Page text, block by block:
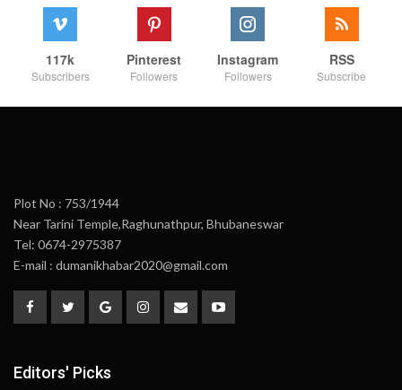
117k
Subscribers
Pinterest
Followers
Instagram
Followers
RSS
Subscribe
Plot No : 753/1944
Near Tarini Temple,Raghunathpur, Bhubaneswar
Tel: 0674-2975387
E-mail : dumanikhabar2020@gmail.com
Editors' Picks